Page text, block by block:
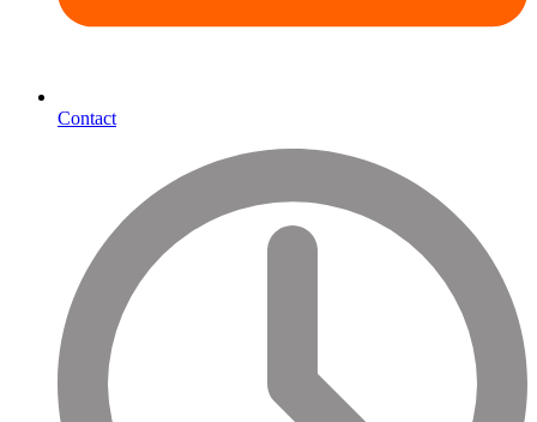
Contact